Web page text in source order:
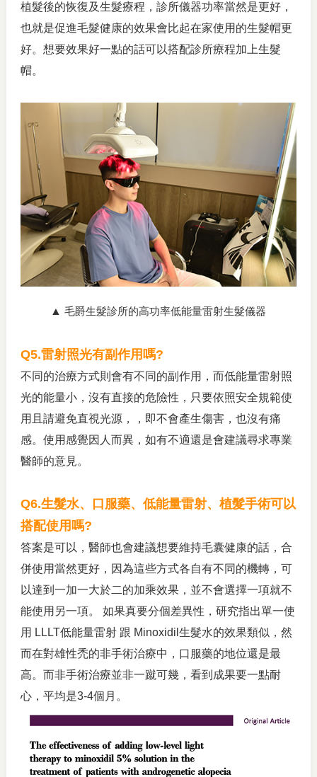
植髮後的恢復及生髮療程，診所儀器功率當然是更好，
也就是促進毛髮健康的效果會比起在家使用的生髮帽更
好。想要效果好一點的話可以搭配診所療程加上生髮
帽。
▲ 毛爵生髮診所的高功率低能量雷射生髮儀器
Q5.雷射照光有副作用嗎?
不同的治療方式則會有不同的副作用，而低能量雷射照
光的能量小，沒有直接的危險性，只要依照安全規範使
用且請避免直視光源，，即不會產生傷害，也沒有痛
感。使用感覺因人而異，如有不適還是會建議尋求專業
醫師的意見。
Q6.生髮水、口服藥、低能量雷射、植髮手術可以
搭配使用嗎?
答案是可以，醫師也會建議想要維持毛囊健康的話，合
併使用當然更好，因為這些方式各自有不同的機轉，可
以達到一加一大於二的加乘效果，並不會選擇一項就不
能使用另一項。 如果真要分個差異性，研究指出單一使
用 LLLT低能量雷射 跟 Minoxidil生髮水的效果類似，然
而在對雄性禿的非手術治療中，口服藥的地位還是最
高。而非手術治療並非一蹴可幾，看到成果要一點耐
心，平均是3-4個月。